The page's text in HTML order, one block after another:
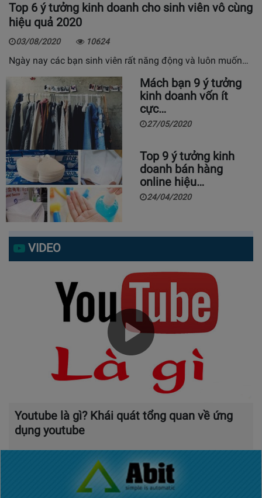
Top 6 ý tưởng kinh doanh cho sinh viên vô cùng
hiệu quả 2020
03/08/2020 10624
Ngày nay các bạn sinh viên rất năng động và luôn muốn…
Mách bạn 9 ý tưởng
kinh doanh vốn ít
cực…
27/05/2020
Top 9 ý tưởng kinh
doanh bán hàng
online hiệu…
24/04/2020
VIDEO
Youtube là gì? Khái quát tổng quan về ứng
dụng youtube